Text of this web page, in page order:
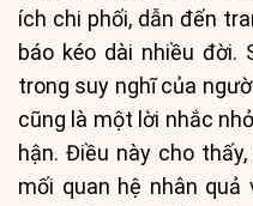
ích chi phối, dẫn đến
báo kéo dài nhiều đời.
trong suy nghĩ của
cũng là một lời nhắc
hận. Điều này cho
mối quan hệ nhân quả